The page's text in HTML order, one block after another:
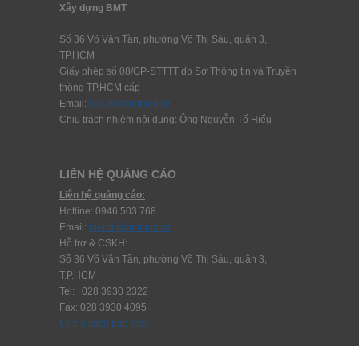
Xây dựng BMT
Số 36 Võ Văn Tần, phường Võ Thị Sáu, quận 3,
TP.HCM
Giấy phép số 08/GP-STTTT do Sở Thông tin và Truyền
thông TP.HCM cấp
Email: hieunt@bmt-inc.vn
Chịu trách nhiệm nội dung: Ông Nguyễn Tố Hiểu
LIÊN HỆ QUẢNG CÁO
Liên hệ quảng cáo:
Hotline: 0946.503.768
Email: hieunt@bmt-inc.vn
Hỗ trợ & CSKH:
Số 36 Võ Văn Tần, phường Võ Thị Sáu, quận 3,
T.P.HCM
Tel: 028 3930 2322
Fax: 028 3930 4095
Chính sách bảo mật